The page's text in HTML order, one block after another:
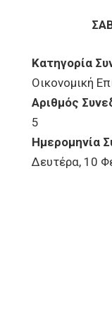
Κατηγορία
Οικονομική
Αριθμός
5
Ημερομηνία
Δευτέρα, 10